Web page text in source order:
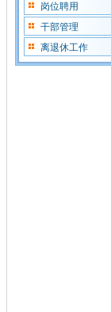
岗位聘用
干部管理
离退休工作